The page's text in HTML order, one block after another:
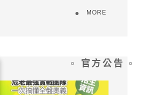
MORE
官方公告